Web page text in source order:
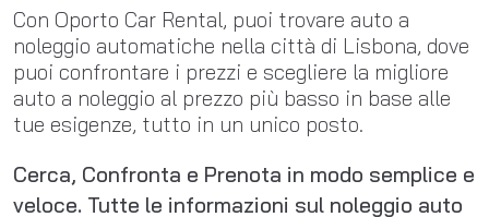
Con Oporto Car Rental, puoi trovare auto a
noleggio automatiche nella città di Lisbona, dove
puoi confrontare i prezzi e scegliere la migliore
auto a noleggio al prezzo più basso in base alle
tue esigenze, tutto in un unico posto.
Cerca, Confronta e Prenota in modo semplice e
veloce. Tutte le informazioni sul noleggio auto